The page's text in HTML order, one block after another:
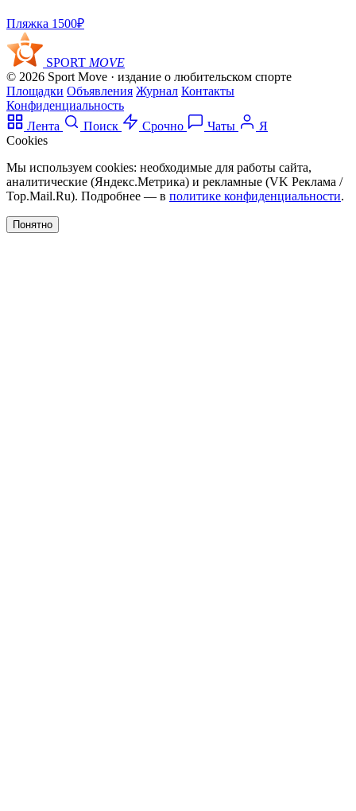
Пляжка 1500₽
SPORT MOVE
© 2026 Sport Move · издание о любительском спорте
Площадки Объявления Журнал Контакты
Конфиденциальность
Лента
Поиск Срочно Чаты
Я
Cookies
Мы используем cookies: необходимые для работы сайта,
аналитические (Яндекс.Метрика) и рекламные (VK Реклама /
Top.Mail.Ru). Подробнее — в политике конфиденциальности.
Понятно